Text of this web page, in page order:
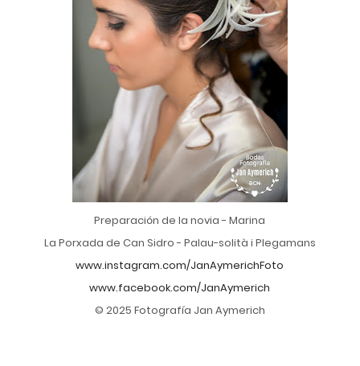
Preparación de la novia - Marina
La Porxada de Can Sidro - Palau-solità i Plegamans
www.instagram.com/JanAymerichFoto
www.facebook.com/JanAymerich
© 2025 Fotografía Jan Aymerich